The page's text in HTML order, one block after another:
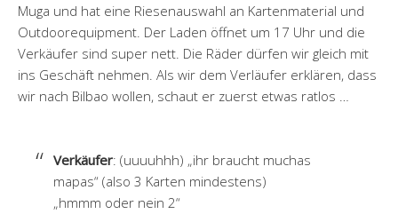
Muga und hat eine Riesenauswahl an Kartenmaterial und
Outdoorequipment. Der Laden öffnet um 17 Uhr und die
Verkäufer sind super nett. Die Räder dürfen wir gleich mit
ins Geschäft nehmen. Als wir dem Verläufer erklären, dass
wir nach Bilbao wollen, schaut er zuerst etwas ratlos …
Verkäufer: (uuuuhhh) „ihr braucht muchas
mapas“ (also 3 Karten mindestens)
„hmmm oder nein 2“